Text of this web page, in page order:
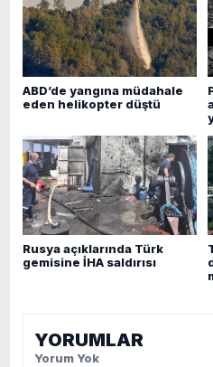
ABD’de yangına müdahale
eden helikopter düştü
Rusya açıklarında Türk
gemisine İHA saldırısı
YORUMLAR
Yorum Yok